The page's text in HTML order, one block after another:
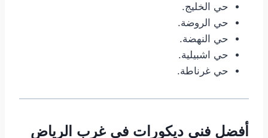
حي الخليج.
حي الروضة.
حي النهضة.
حي اشبيلية.
حي غرناطة.
أفضل فني ديكورات في غرب الرياض